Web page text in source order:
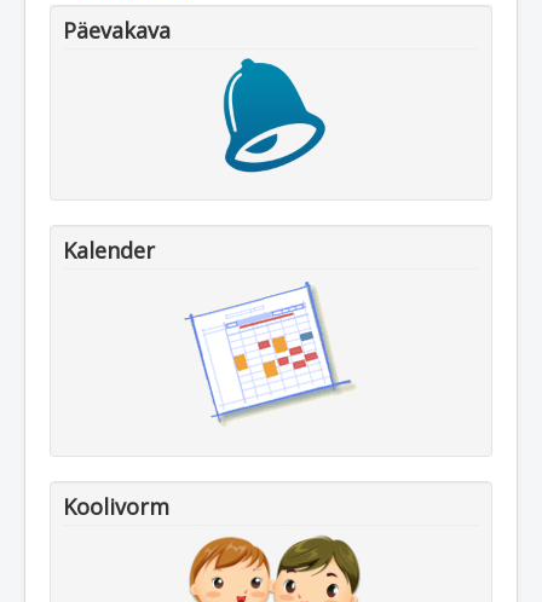
Päevakava
Kalender
Koolivorm